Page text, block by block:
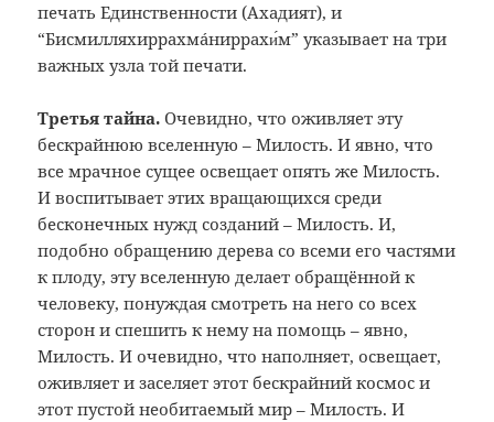
печать Единственности (Ахадият), и
“Бисмилляхиррахмáниррахи́м” указывает на три
важных узла той печати.
Третья тайна.Очевидно, что оживляет эту
бескрайнюю вселенную – Милость. И явно, что
все мрачное сущее освещает опять же Милость.
И воспитывает этих вращающихся среди
бесконечных нужд созданий –Милость. И,
подобно обращению дерева со всеми его частями
к плоду, эту вселенную делает обращённой к
человеку, понуждая смотреть на него со всех
сторон и спешить к нему на помощь – явно,
Милость. И очевидно, что наполняет, освещает,
оживляет и заселяет этот бескрайний космос и
этот пустой необитаемый мир – Милость. И